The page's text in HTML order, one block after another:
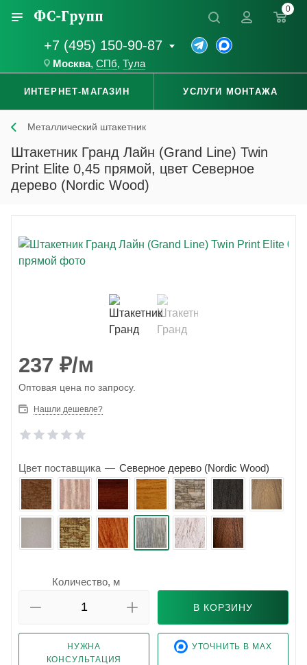
+7 (495) 150-90-87
Москва, СПб, Тула
0
ИНТЕРНЕТ-МАГАЗИН УСЛУГИ МОНТАЖА
Металлический штакетник
Штакетник Гранд Лайн (Grand Line) Twin
Print Elite 0,45 прямой, цвет Северное
дерево (Nordic Wood)
237 ₽/м
Оптовая цена по запросу.
Нашли дешевле?
Цвет поставщика — Северное дерево (Nordic Wood)
Количество, м
В КОРЗИНУ
НУЖНА
КОНСУЛЬТАЦИЯ
УТОЧНИТЬ В MAX